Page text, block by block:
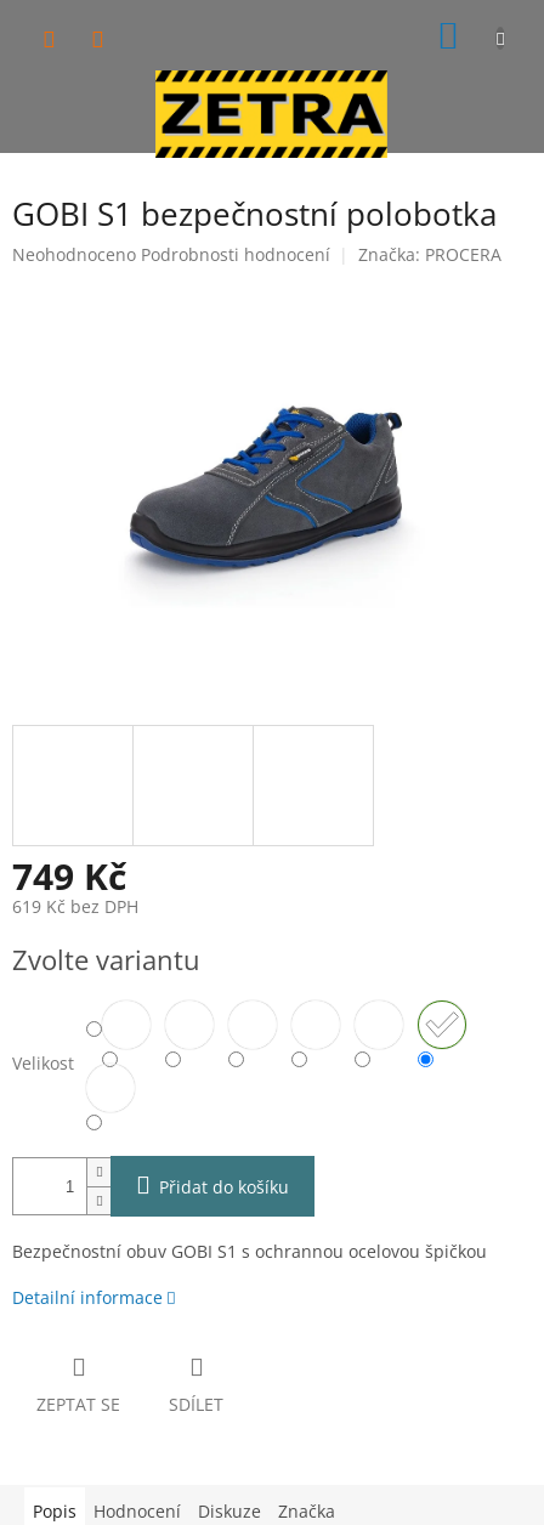
GOBI S1 bezpečnostní polobotka
Průměrné
Neohodnoceno Podrobnosti hodnocení Značka: PROCERA
749 Kč
619 Kč bez DPH
cena:
Zvolte variantu
Velikost
Přidat do košíku
Bezpečnostní obuv GOBI S1 s ochrannou ocelovou špičkou
Detailní informace
ZEPTAT SE SDÍLET
Popis Hodnocení Diskuze Značka